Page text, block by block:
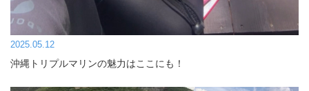
2025.05.12
沖縄トリプルマリンの魅力はここにも！